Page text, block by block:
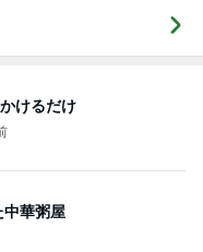
けるだけ
中華粥屋